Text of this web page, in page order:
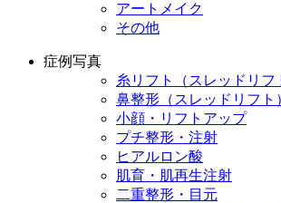
アートメイク
その他
症例写真
糸リフト（スレッドリフ
鼻整形（スレッドリフト
小顔・リフトアップ
プチ整形・注射
ヒアルロン酸
肌育・肌再生注射
二重整形・目元